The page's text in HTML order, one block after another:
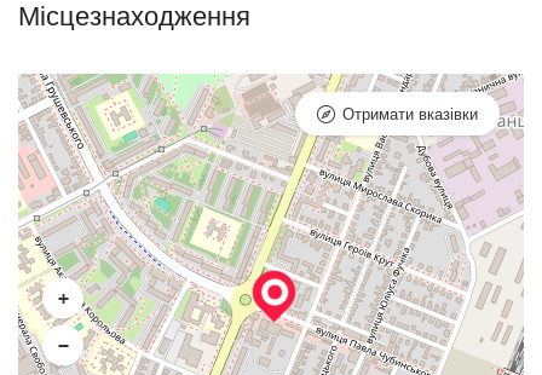
Місцезнаходження
+
−
Отримати вказівки